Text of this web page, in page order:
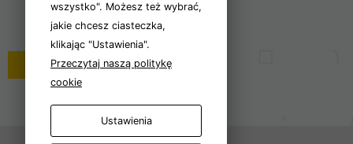
powrót
wszystko". Możesz też wybrać,
jakie chcesz ciasteczka,
klikając "Ustawienia".
Przeczytaj naszą politykę
cookie
Ustawienia